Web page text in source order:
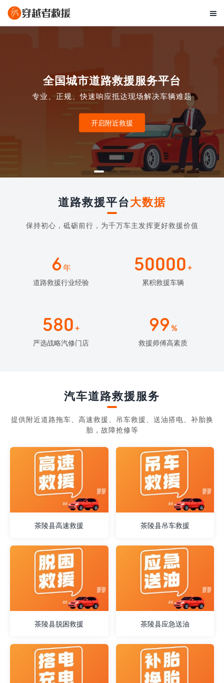

全国城市道路救援服务平台
专业、正规、快速响应抵达现场解决车辆难题
开启附近救援
道路救援平台大数据
保持初心，砥砺前行，为千万车主发挥更好救援价值
6年
道路救援行业经验
50000 +
累积救援车辆
580 +
严选战略汽修门店
99 %
救援师傅高素质
汽车道路救援服务
提供附近道路拖车、高速救援、吊车救援、送油搭电、补胎换
胎，故障抢修等
茶陵县高速救援 茶陵县吊车救援
茶陵县脱困救援 茶陵县应急送油